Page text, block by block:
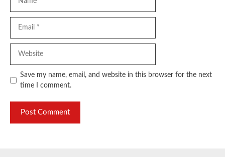
Save my name, email, and website in this browser for the next
time I comment.